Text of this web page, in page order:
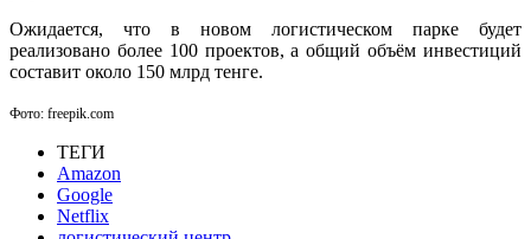
Ожидается, что в новом логистическом парке будет
реализовано более 100 проектов, а общий объём инвестиций
составит около 150 млрд тенге.
Фото: freepik.com
ТЕГИ
Amazon
Google
Netflix